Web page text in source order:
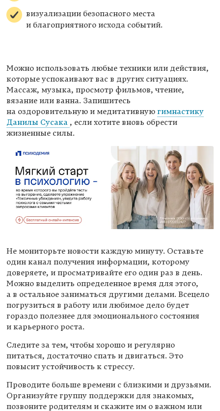
визуализации безопасного места
и благоприятного исхода событий.
Можно использовать любые техники или действия,
которые успокаивают вас в других ситуациях.
Массаж, музыка, просмотр фильмов, чтение,
вязание или ванна. Запишитесь
на оздоровительную и медитативную гимнастику
Данилы Сусака , если хотите вновь обрести
жизненные силы.
Не мониторьте новости каждую минуту. Оставьте
один канал получения информации, которому
доверяете, и просматривайте его один раз в день.
Можно выделить определенное время для этого,
а в остальное заниматься другими делами. Всецело
погрузиться в работу или любимое дело будет
гораздо полезнее для эмоционального состояния
и карьерного роста.
Следите за тем, чтобы хорошо и регулярно
питаться, достаточно спать и двигаться. Это
повысит устойчивость к стрессу.
Проводите больше времени с близкими и друзьями.
Организуйте группу поддержки для знакомых,
позвоните родителям и скажите им о важном или